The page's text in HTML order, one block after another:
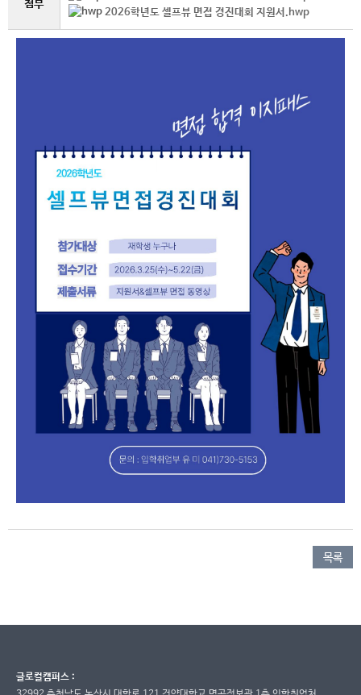
첨부
2026학년도 셀프뷰 면접 경진대회 지원서.hwp
목록
글로컬캠퍼스 :